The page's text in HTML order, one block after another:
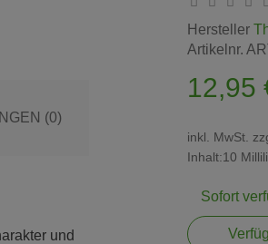
(0)
und
Hersteller
Artikelnr.
12,95
inkl. MwSt.
Inhalt:10
Sofort